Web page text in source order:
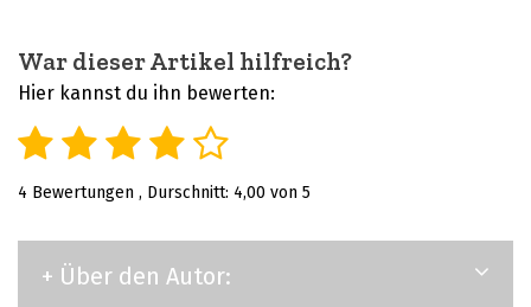
War dieser Artikel hilfreich?
Hier kannst du ihn bewerten:
4 Bewertungen , Durschnitt: 4,00 von 5
+ Über den Autor: